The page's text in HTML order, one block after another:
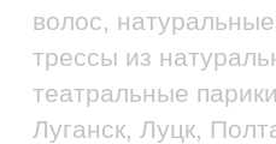
волос,
трессы из
театральные
Луганск, Луцк,